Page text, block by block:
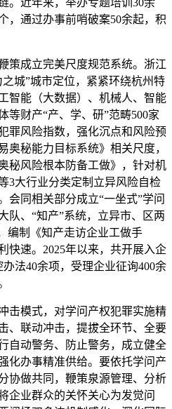
。近年来，举办专题培训30余
，通过办事前哨破案50余起，积
成立完美尺度规范系统。浙江
城”城市定位，紧紧环绕杭州特
智能（大数据）、机械人、智能
等财产“产、学、研”范畴500家
罪风险指数，强化沉点和风险预
奥秘能力目标系统》相关尺度，
秘风险根本防备工做》，针对机
3大行业分类定制立异风险自检
会同相关部分成立“一坐式”学问
队、“知产”系统，立异市、区两
编制《知产走访企业工做手
快速。2025年以来，共开展入企
法40余项，受理企业征询400余
模式，对学问产权犯罪实施精
、联动冲击，提拔全环节、全要
自动警务、防止警务，成立健全
化办事精准供给。要依托学问产
协做共同，鞭策泉源管理、分析
企业群众的关怀关心为发觉问